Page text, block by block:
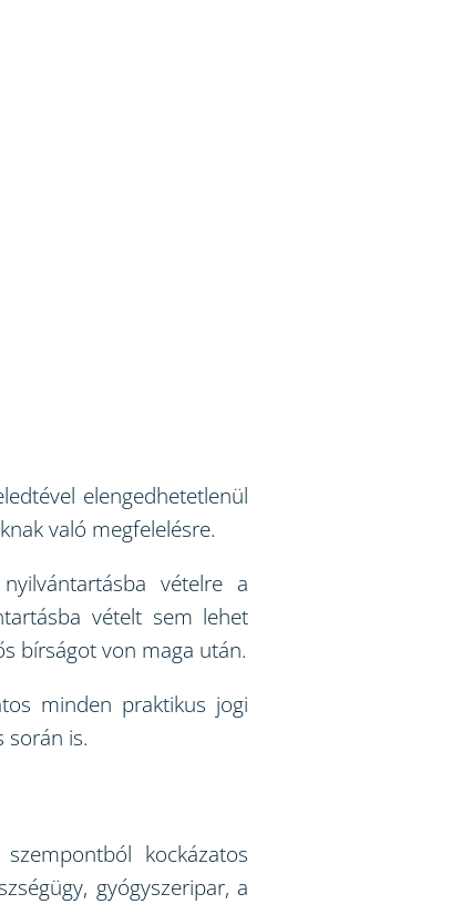
elengedhetetlenül
való megfelelésre.
vételre a
vételt sem lehet
bírságot von maga után.
minden praktikus jogi
során is.
kockázatos
gyógyszeripar, a